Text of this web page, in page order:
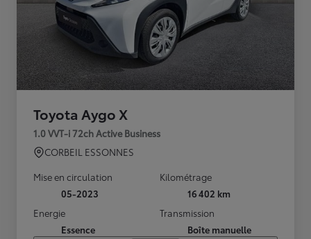
Toyota Aygo X
1.0 VVT-i 72ch Active Business
CORBEIL ESSONNES
Mise en circulation
05-2023
Kilométrage
16 402 km
Energie
Essence
Transmission
Boîte manuelle